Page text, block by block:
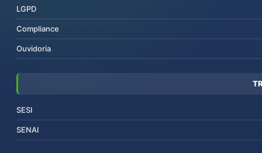
LGPD
Compliance
Ouvidoria
SESI
SENAI